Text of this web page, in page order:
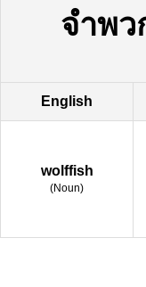
จำพ
English
wolffish
(Noun)